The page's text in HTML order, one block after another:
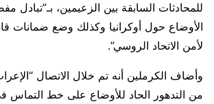
للمحادثات السابقة بين الزعيمين، بـ”تبادل
الأوضاع حول أوكرانيا وكذلك وضع ضمانات
لأمن الاتحاد الروسي”.
وأضاف الكرملين أنه تم خلال الاتصال
من التدهور الحاد للأوضاع على خط التماس